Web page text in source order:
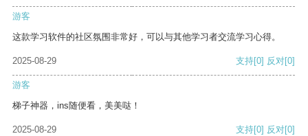
游客
这款学习软件的社区氛围非常好，可以与其他学习者交流学习心得。
2025-08-29 支持[0] 反对[0]
游客
梯子神器，ins随便看，美美哒！
2025-08-29 支持[0] 反对[0]